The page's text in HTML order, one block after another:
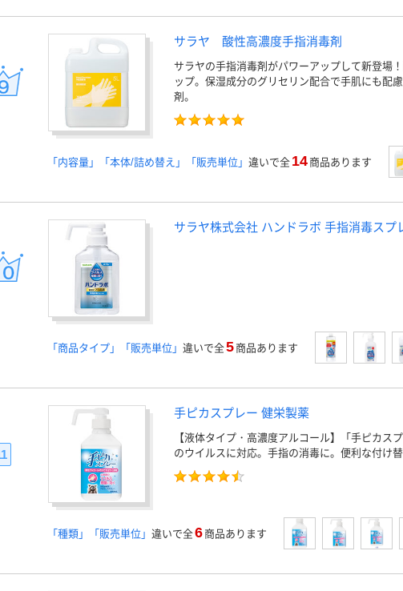
サラヤ 酸性高濃度手指消毒剤
サラヤの手指消毒剤がパワーアップして新登場
ップ。保湿成分のグリセリン配合で手肌にも配
剤。
「内容量」「本体/詰め替え」「販売単位」 違いで全 14 商品あります
サラヤ株式会社 ハンドラボ 手指消毒スプ
「商品タイプ」「販売単位」 違いで全5 商品あります
手ピカスプレー 健栄製薬
【液体タイプ・高濃度アルコール】「手ピカス
のウイルスに対応。手指の消毒に。便利な付け替
「種類」「販売単位」 違いで全6 商品あります